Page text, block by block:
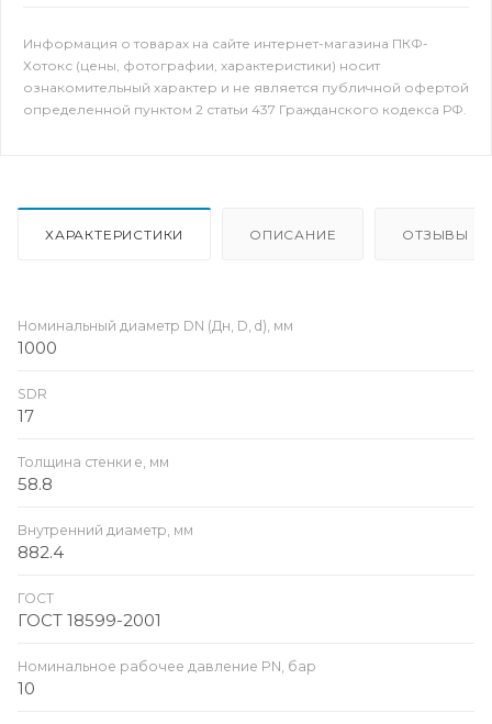
Информация о товарах на сайте интернет-магазина ПКФ-
Хотокс (цены, фотографии, характеристики) носит
ознакомительный характер и не является публичной офертой
определенной пунктом 2 статьи 437 Гражданского кодекса РФ.
ХАРАКТЕРИСТИКИ ОПИСАНИЕ ОТЗЫВЫ
Номинальный диаметр DN (Дн, D, d), мм
1000
SDR
17
Толщина стенки e, мм
58.8
Внутренний диаметр, мм
882.4
ГОСТ
ГОСТ 18599-2001
Номинальное рабочее давление PN, бар
10